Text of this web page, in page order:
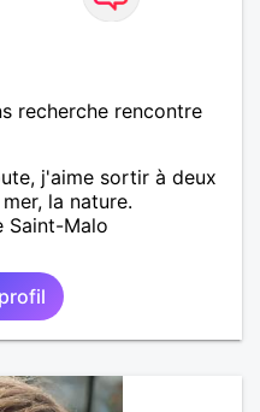
recherche rencontre
j'aime sortir à deux
la nature.
Saint-Malo